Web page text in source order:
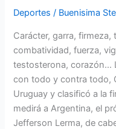
Deportes / Buenisima
Carácter, garra,
combatividad, fuerza,
testosterona, corazón…
con todo y contra todo,
Uruguay y clasificó a la
medirá a Argentina, el
Jefferson Lerma, de